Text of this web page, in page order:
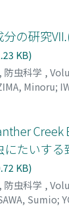
の硏究
KB)
, 防虫科学 ,
Minoru;
たいする
KB)
, 防虫科学 ,
Sumio;